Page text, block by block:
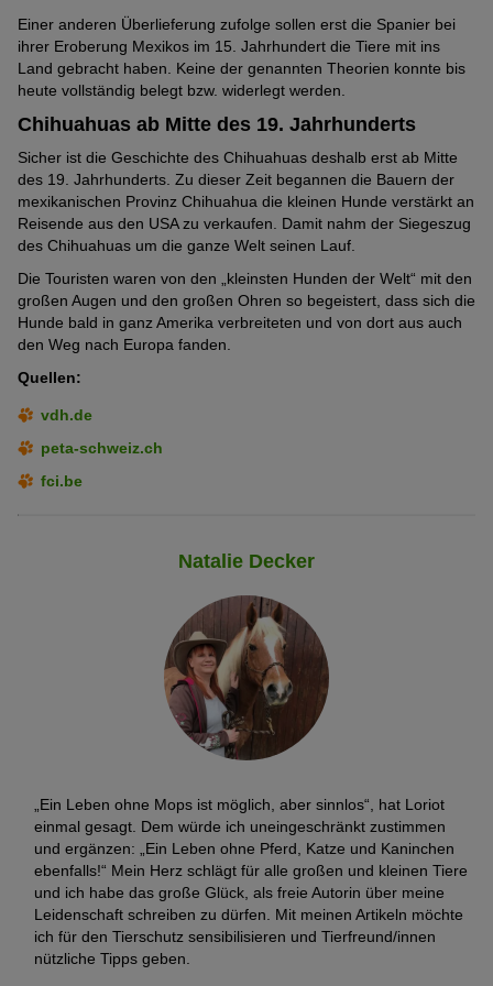
Selbst scheinbar harmlose Viruserkrankungen, die zu
undErbrechen
führen, können für die winzigen Hunde
schnell lebensbedrohlich werden. Ein umgehender
Tierarztbesuch ist in diesem Fall unbedingt anzuraten.
Da der Chihuahua von vielen nach wie vor als Modehund
betrachtet wird, der in den Handtaschen prominenter Stars
anzutreffen ist, gibt es leider nach wie vor viele unseriöse
Züchter.
Die Missachtung der Zuchtempfehlungen und der Verzicht auf
eingehende Gesundheitsuntersuchungen zur Eignung der
Zuchttiere haben zu einer Vermehrung von Erbkrankheiten bei
der Chihuahua-Rasse geführt. Dazu gehören zum Beispiel:
Zahnfehlstellungen oder frühzeitiger Zahnverlust, Spaltrachen,
(Mitralklappeninsuffizienz), Wasserköpfigkeit und Patellaluxation.
Um die Gefahr dieser Erkrankungen so klein wie möglich zu
halten, sollten Käufer, die sich für einen Rassehund interessieren,
dass die nötigen Papiere und Abstammungsnachweise
Die meisten Züchter, die sich diesen Vorgaben unterstellen, sind
dem Standard der FCI züchtet.
Einer anderen Überlieferung zufolge sollen erst die Spanier bei
ihrer Eroberung Mexikos im 15. Jahrhundert die Tiere mit ins
Land gebracht haben. Keine der genannten Theorien konnte bis
heute vollständig belegt bzw. widerlegt werden.
Chihuahuas ab Mitte des 19. Jahrhunderts
Sicher ist die Geschichte des Chihuahuas deshalb erst ab Mitte
des 19. Jahrhunderts. Zu dieser Zeit begannen die Bauern der
mexikanischen Provinz Chihuahua die kleinen Hunde verstärkt an
Reisende aus den USA zu verkaufen. Damit nahm der Siegeszug
des Chihuahuas um die ganze Welt seinen Lauf.
Die Touristen waren von den „kleinsten Hunden der Welt“ mit den
großen Augen und den großen Ohren so begeistert, dass sich die
Hunde bald in ganz Amerika verbreiteten und von dort aus auch
den Weg nach Europa fanden.
Quellen:
vdh.de
peta-schweiz.ch
fci.be
Natalie Decker
„Ein Leben ohne Mops ist möglich, aber sinnlos“, hat Loriot
einmal gesagt. Dem würde ich uneingeschränkt zustimmen
und ergänzen: „Ein Leben ohne Pferd, Katze und Kaninchen
ebenfalls!“ Mein Herz schlägt für alle großen und kleinen Tiere
und ich habe das große Glück, als freie Autorin über meine
Leidenschaft schreiben zu dürfen. Mit meinen Artikeln möchte
ich für den Tierschutz sensibilisieren und Tierfreund/innen
nützliche Tipps geben.